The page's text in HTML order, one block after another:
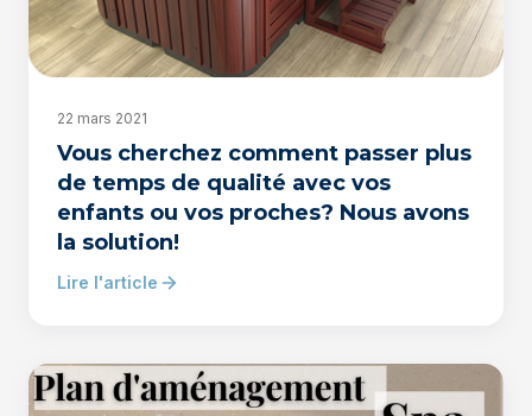
22 mars 2021
Vous cherchez comment passer plus
de temps de qualité avec vos
enfants ou vos proches? Nous avons
la solution!
Lire l'article